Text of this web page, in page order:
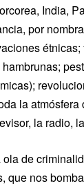
India,
por
la
la radio,
de
que nos